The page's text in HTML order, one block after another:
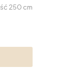
250 cm